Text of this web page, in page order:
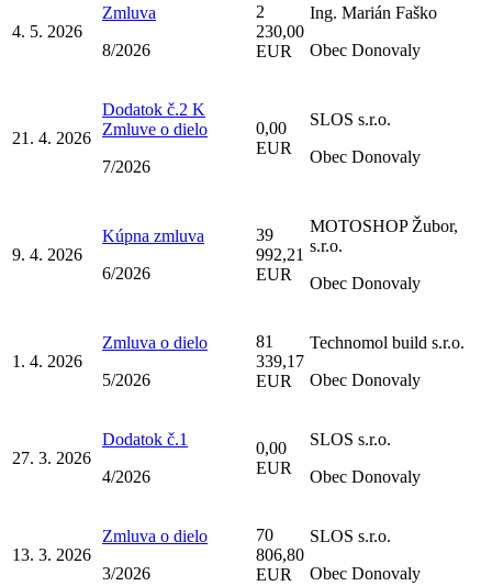
4. 5. 2026
Zmluva
8/2026
2
230,00
EUR
Ing. Marián Faško
Obec Donovaly
21. 4. 2026
Dodatok č.2 K
Zmluve o dielo
7/2026
0,00
EUR
SLOS s.r.o.
Obec Donovaly
9. 4. 2026
Kúpna zmluva
6/2026
39
992,21
EUR
MOTOSHOP Žubor,
s.r.o.
Obec Donovaly
1. 4. 2026
Zmluva o dielo
5/2026
81
339,17
EUR
Technomol build s.r.o.
Obec Donovaly
27. 3. 2026
Dodatok č.1
4/2026
0,00
EUR
SLOS s.r.o.
Obec Donovaly
13. 3. 2026
Zmluva o dielo
3/2026
70
806,80
EUR
SLOS s.r.o.
Obec Donovaly